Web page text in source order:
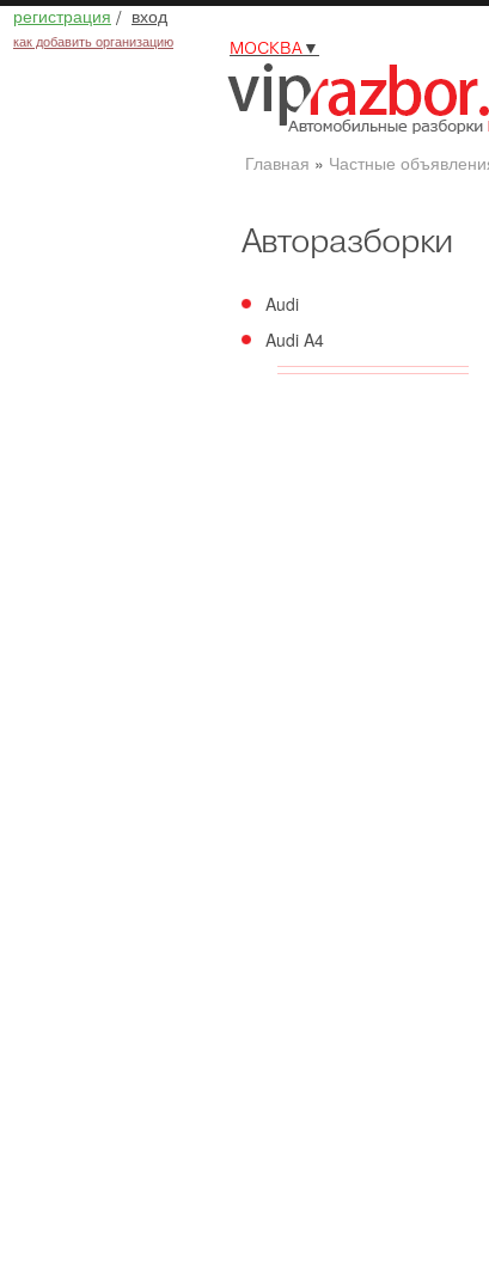
регистрация / вход
как добавить организацию МОСКВА▼
Главная » Частные
Авторазборки
Audi
Audi A4